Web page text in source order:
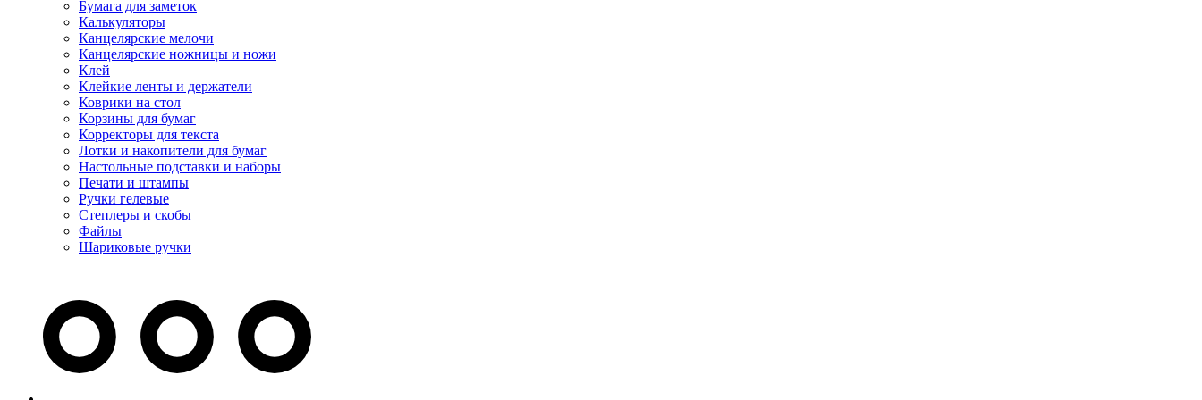
Бумага для заметок
Калькуляторы
Канцелярские мелочи
Канцелярские ножницы и ножи
Клей
Клейкие ленты и держатели
Коврики на стол
Корзины для бумаг
Корректоры для текста
Лотки и накопители для бумаг
Настольные подставки и наборы
Печати и штампы
Ручки гелевые
Степлеры и скобы
Файлы
Шариковые ручки